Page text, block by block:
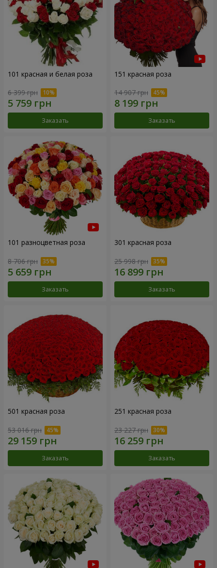
101 красная и белая роза
6 399 грн
Заказать
151 красная роза
14 907 грн
Заказать
101 разноцветная роза
8 706 грн
Заказать
301 красная роза
25 998 грн
Заказать
501 красная роза
53 016 грн
Заказать
251 красная роза
23 227 грн
Заказать